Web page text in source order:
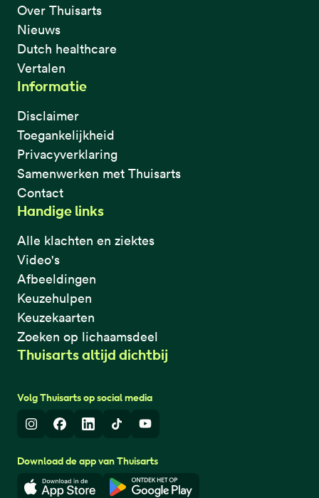
Over Thuisarts
Nieuws
Dutch healthcare
Vertalen
Informatie
Disclaimer
Toegankelijkheid
Privacyverklaring
Samenwerken met Thuisarts
Contact
Handige links
Alle klachten en ziektes
Video's
Afbeeldingen
Keuzehulpen
Keuzekaarten
Zoeken op lichaamsdeel
Thuisarts altijd dichtbij
Volg Thuisarts op social media
InstagramFacebook
LinkedInTikTokYoutube
Download de app van Thuisarts